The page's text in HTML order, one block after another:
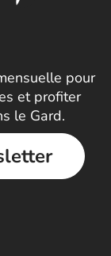
pour
et profiter
le Gard.